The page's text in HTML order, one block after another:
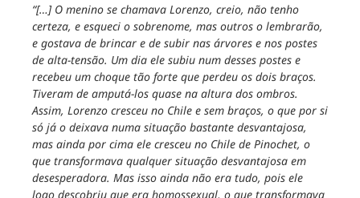
“[…] O menino se chamava Lorenzo, creio, não tenho
certeza, e esqueci o sobrenome, mas outros o lembrarão,
e gostava de brincar e de subir nas árvores e nos postes
de alta-tensão. Um dia ele subiu num desses postes e
recebeu um choque tão forte que perdeu os dois braços.
Tiveram de amputá-los quase na altura dos ombros.
Assim, Lorenzo cresceu no Chile e sem braços, o que por si
só já o deixava numa situação bastante desvantajosa,
mas ainda por cima ele cresceu no Chile de Pinochet, o
que transformava qualquer situação desvantajosa em
desesperadora. Mas isso ainda não era tudo, pois ele
logo descobriu que era homossexual, o que transformava